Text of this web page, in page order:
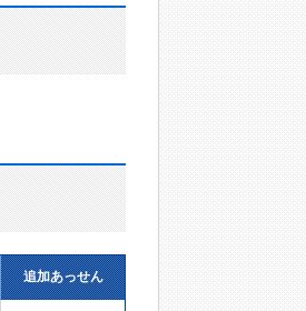
追加あっせん